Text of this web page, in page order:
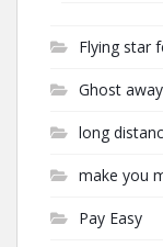
Flying star
Ghost away
long
make you
Pay Easy